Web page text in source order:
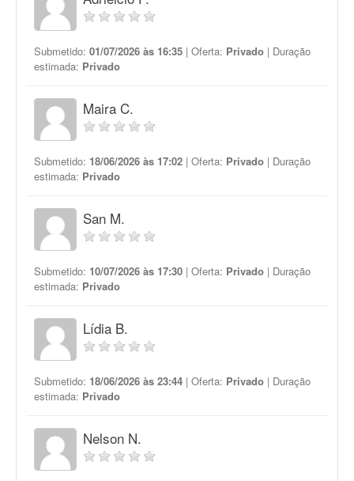
Submetido: 01/07/2026 às 16:35 | Oferta: Privado | Duração
estimada: Privado
Maira C.
Submetido: 18/06/2026 às 17:02 | Oferta: Privado | Duração
estimada: Privado
San M.
Submetido: 10/07/2026 às 17:30 | Oferta: Privado | Duração
estimada: Privado
Lídia B.
Submetido: 18/06/2026 às 23:44 | Oferta: Privado | Duração
estimada: Privado
Nelson N.